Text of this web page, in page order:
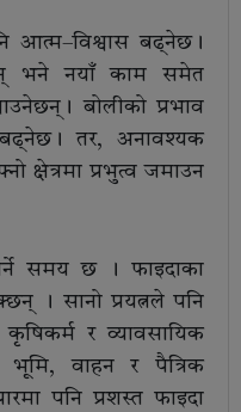
आत्म–विश्वास बढ्नेछ।
भने नयाँ काम समेत
बोलीको प्रभाव
बढ्नेछ। तर, अनावश्यक
क्षेत्रमा प्रभुत्व जमाउन
समय छ । फाइदाका
। सानो प्रयत्नले पनि
कृषिकर्म र व्यावसायिक
वाहन र पैत्रिक
पनि प्रशस्त फाइदा